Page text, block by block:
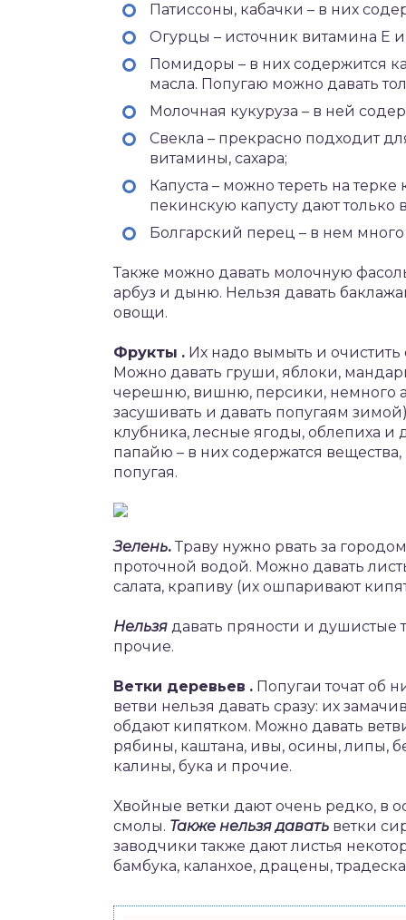
Патиссоны, кабачки – в них
Огурцы – источник витамина Е
Помидоры – в них содержится
масла. Попугаю можно давать
Молочная кукуруза – в ней
Свекла – прекрасно подходит
витамины, сахара;
Капуста – можно тереть на
пекинскую капусту дают только
Болгарский перец – в нем
Также можно давать молочную
арбуз и дыню. Нельзя давать
овощи.
Фрукты . Их надо вымыть и
Можно давать груши, яблоки,
черешню, вишню, персики, немного
засушивать и давать попугаям
клубника, лесные ягоды, облепиха и
папайю – в них содержатся
попугая.
Зелень. Траву нужно рвать за
проточной водой. Можно давать
салата, крапиву (их ошпаривают
Нельзя давать пряности и душистые
прочие.
Ветки деревьев . Попугаи точат об
ветви нельзя давать сразу: их
обдают кипятком. Можно давать
рябины, каштана, ивы, осины, липы,
калины, бука и прочие.
Хвойные ветки дают очень редко, в
смолы. Также нельзя давать ветки
заводчики также дают листья
бамбука, каланхое, драцены,